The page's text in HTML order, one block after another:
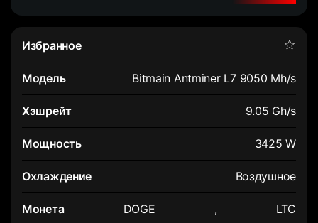
Bitmain Antminer L7 9050 Mh/s
9.05 Gh/s
3425 W
Воздушное
DOGE , LTC